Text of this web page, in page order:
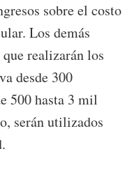
sobre el costo
Los demás
realizarán los
desde 300
500 hasta 3 mil
serán utilizados